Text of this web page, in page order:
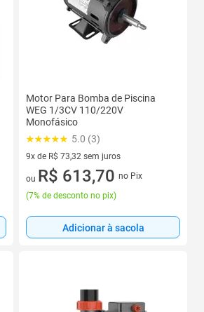
Motor Para Bomba de Piscina
WEG 1/3CV 110/220V
Monofásico
5.0 (3)
9x de R$ 73,32 sem juros
9 vez de R$ 73,32 sem juros
ou R$ 613,70 no Pix
(7% de desconto no pix)
Adicionar à sacola